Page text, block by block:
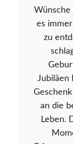
Wünsche
es
zu
Jubiläen
an die
Leben.